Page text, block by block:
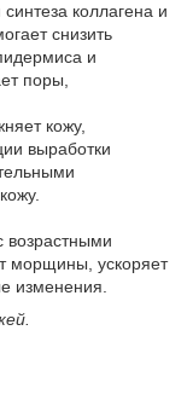
коллагена и
снизить
и
поры,
кожу,
выработки
возрастными
морщины, ускоряет
изменения.